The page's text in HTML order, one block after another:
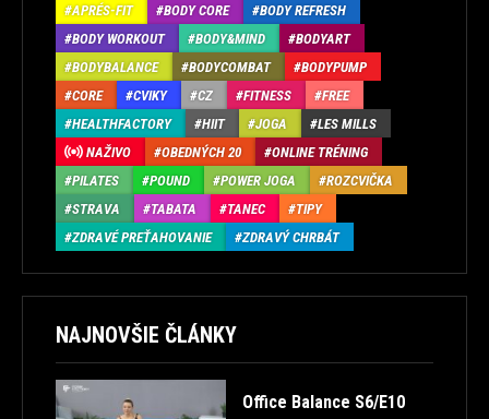
APRÉS-FIT BODY CORE
BODY REFRESH
BODY WORKOUT
BODY&MIND
BODYART
BODYBALANCE
BODYCOMBAT
BODYPUMP
CORE
CVIKY CZ FITNESS
FREE
HEALTHFACTORY
HIIT JOGA
LES MILLS
NAŽIVO
OBEDNÝCH 20
ONLINE TRÉNING
PILATES
POUND POWER JOGA
ROZCVIČKA
STRAVA
TABATA TANEC
TIPY
ZDRAVÉ PREŤAHOVANIE
ZDRAVÝ CHRBÁT
NAJNOVŠIE ČLÁNKY
Office Balance S6/E10